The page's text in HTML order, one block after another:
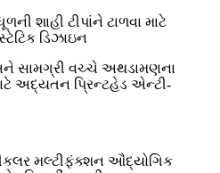
શાહી ટીપાંને ટાળવા માટે
ડિઝાઇન
સામગ્રી વચ્ચે અથડામણના
અદ્યતન પ્રિન્ટહેડ એન્ટી-